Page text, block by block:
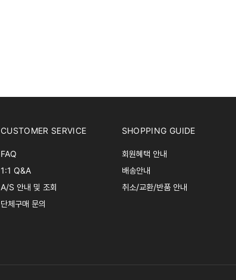
CUSTOMER SERVICE
FAQ
1:1 Q&A
A/S 안내 및 조회
단체구매 문의
SHOPPING GUIDE
회원혜택 안내
배송안내
취소/교환/반품 안내